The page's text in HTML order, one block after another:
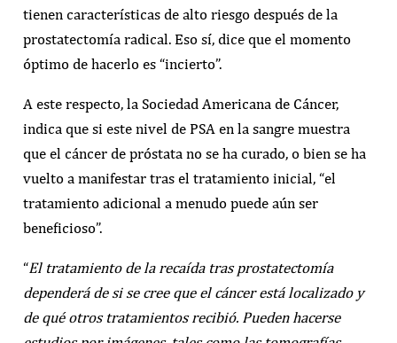
tienen características de alto riesgo después de la
prostatectomía radical. Eso sí, dice que el momento
óptimo de hacerlo es “incierto”.
A este respecto, la Sociedad Americana de Cáncer,
indica que si este nivel de PSA en la sangre muestra
que el cáncer de próstata no se ha curado, o bien se ha
vuelto a manifestar tras el tratamiento inicial, “el
tratamiento adicional a menudo puede aún ser
beneficioso”.
“El tratamiento de la recaída tras prostatectomía
dependerá de si se cree que el cáncer está localizado y
de qué otros tratamientos recibió. Pueden hacerse